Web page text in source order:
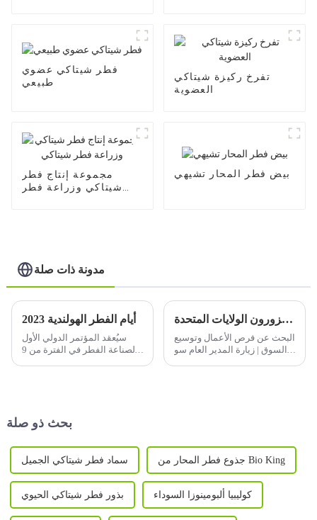
فطر شيتاكي عضوي
طبيعي
تفرخ ركيزة شيتاكي
العضوية
مجموعة إنتاج فطر
شيتاكي وزراعة فطر
بيض فطر المحار تشيهي
مدونة ذات صلة
أيام الفطر الهولندية 2023
سيُعقد المؤتمر الدولي الأول
لصناعة الفطر في الفترة من 9
السيد سو جيان تشانغ والوفد المرافق له يزورون الولايات المتحدة
البحث عن فرص الأعمال وتوسيع
السوق | زيارة المدير العام سو
بحث ذو صلة
سماد فطر شيتاكي الجميل جذوع فطر المحار من Bio King
بذور فطر شيتاكي الحيوي كوليبيا ألبومينوزا السوداء